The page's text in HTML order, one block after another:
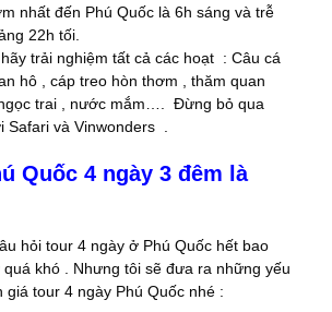
nhất đến Phú Quốc là 6h sáng và trễ
22h tối.
trải nghiệm tất cả các hoạt : Câu cá
hô , cáp treo hòn thơm , thăm quan
trai , nước mắm…. Đừng bỏ qua
Safari và Vinwonders .
Quốc 4 ngày 3 đêm là
hỏi tour 4 ngày ở Phú Quốc hết bao
khó . Nhưng tôi sẽ đưa ra những yếu
giá tour 4 ngày Phú Quốc nhé :